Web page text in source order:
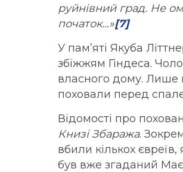
руйнівний град. Не
початок…»[7]
У пам’яті Якуба
збіжжям Гіндеса.
власного дому. Лише
поховали перед
Відомості про
Книзі Збаража.
вбили кількох
був вже згаданий